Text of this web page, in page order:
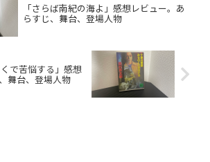
「さらば南紀の海よ」感想レビュー。あ
らすじ、舞台、登場人物
で苦悩する」感想
舞台、登場人物